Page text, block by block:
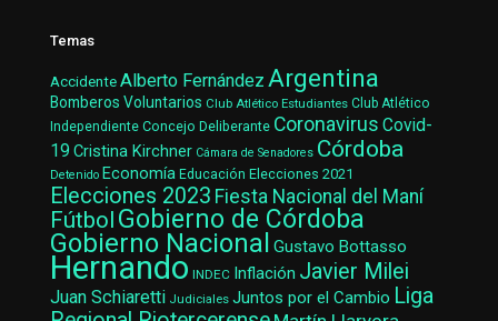
Temas
AccidenteAlberto Fernández Argentina
Bomberos Voluntarios Club Atlético Estudiantes Club Atlético
Independiente Concejo Deliberante Coronavirus Covid-
19 Cristina Kirchner Cámara de Senadores Córdoba
Detenido Economía Educación Elecciones 2021
Elecciones 2023 Fiesta Nacional del Maní
Fútbol Gobierno de Córdoba
Gobierno Nacional Gustavo Bottasso
Hernando INDEC Inflación Javier Milei
Juan Schiaretti Judiciales Juntos por el Cambio Liga